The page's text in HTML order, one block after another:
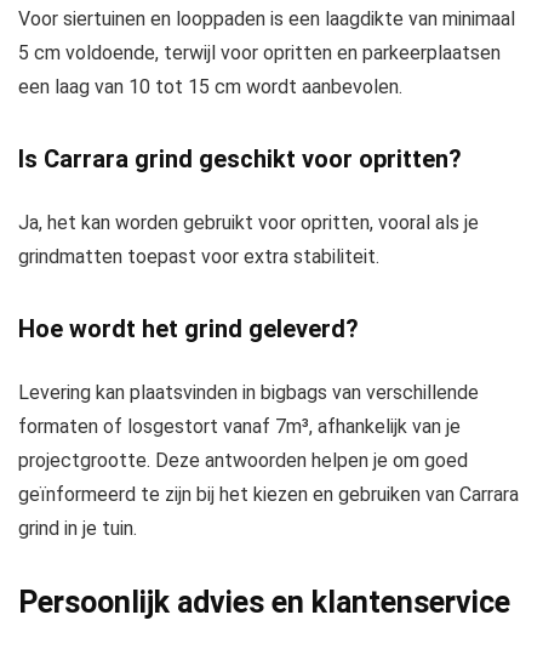
Voor siertuinen en looppaden is een laagdikte van minimaal
5 cm voldoende, terwijl voor opritten en parkeerplaatsen
een laag van 10 tot 15 cm wordt aanbevolen.
Is Carrara grind geschikt voor opritten?
Ja, het kan worden gebruikt voor opritten, vooral als je
grindmatten toepast voor extra stabiliteit.
Hoe wordt het grind geleverd?
Levering kan plaatsvinden in bigbags van verschillende
formaten of losgestort vanaf 7m³, afhankelijk van je
projectgrootte. Deze antwoorden helpen je om goed
geïnformeerd te zijn bij het kiezen en gebruiken van Carrara
grind in je tuin.
Persoonlijk advies en klantenservice